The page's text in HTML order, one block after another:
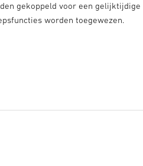
gekoppeld voor een
worden toegewezen.